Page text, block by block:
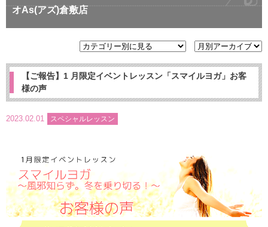
オAs(アズ)倉敷店
【ご報告】1 月限定イベントレッスン「スマイルヨガ」お客
様の声
2023.02.01 スペシャルレッスン
よくあるご質問
エビデンス
お客様の声
指導員育成コース
セミナー開催